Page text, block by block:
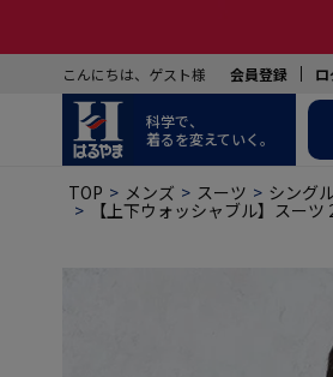
こんにちは、ゲスト様 会員登録
科学で、
着るを変えていく。
TOP メンズ スーツ シング
【上下ウォッシャブル】スー